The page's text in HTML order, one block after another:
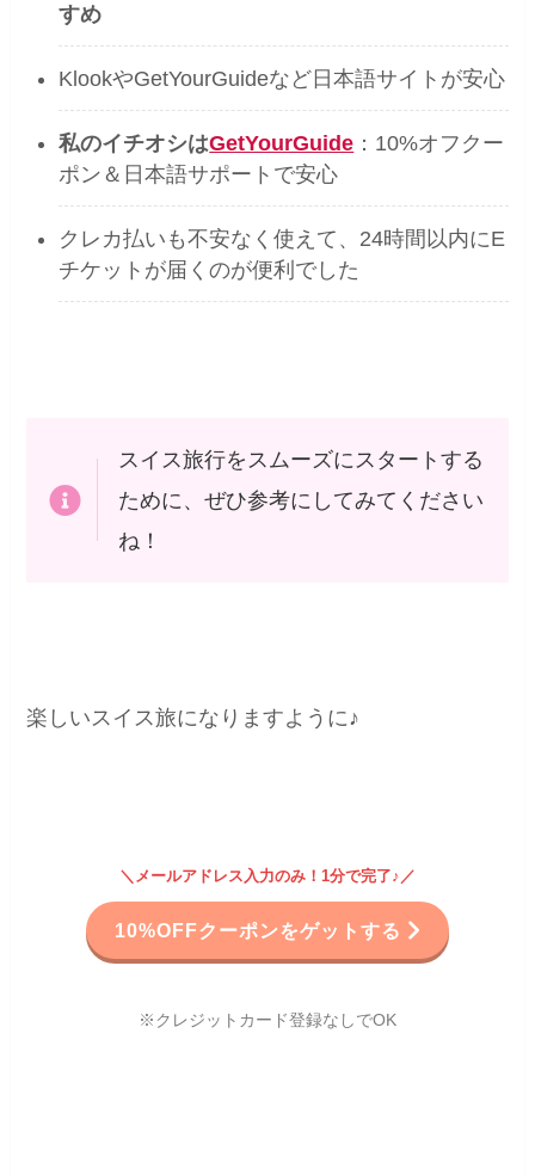
すめ
KlookやGetYourGuideなど日本語サイトが安心
私のイチオシはGetYourGuide ：10%オフクー
ポン＆日本語サポートで安心
クレカ払いも不安なく使えて、24時間以内にE
チケットが届くのが便利でした
スイス旅行をスムーズにスタートする
ために、ぜひ参考にしてみてください
ね！
楽しいスイス旅になりますように♪
＼メールアドレス入力のみ！1分で完了♪／
10%OFFクーポンをゲットする
※クレジットカード登録なしでOK